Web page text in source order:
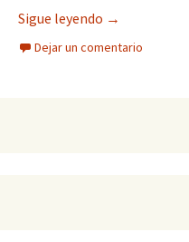
Sigue leyendo Recibe
→
Dejar un comentario